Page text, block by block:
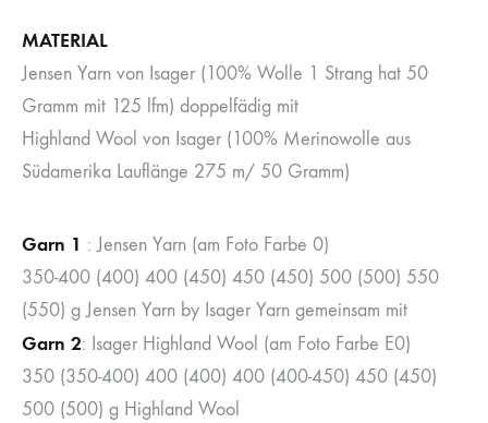
MATERIAL
Jensen Yarn von Isager (100% Wolle 1 Strang hat 50
Gramm mit 125 lfm) doppelfädig mit
Highland Wool von Isager (100% Merinowolle aus
Südamerika Lauflänge 275 m/ 50 Gramm)
Garn 1 : Jensen Yarn (am Foto Farbe 0)
350-400 (400) 400 (450) 450 (450) 500 (500) 550
(550) g Jensen Yarn by Isager Yarn gemeinsam mit
Garn 2: Isager Highland Wool (am Foto Farbe E0)
350 (350-400) 400 (400) 400 (400-450) 450 (450)
500 (500) g Highland Wool